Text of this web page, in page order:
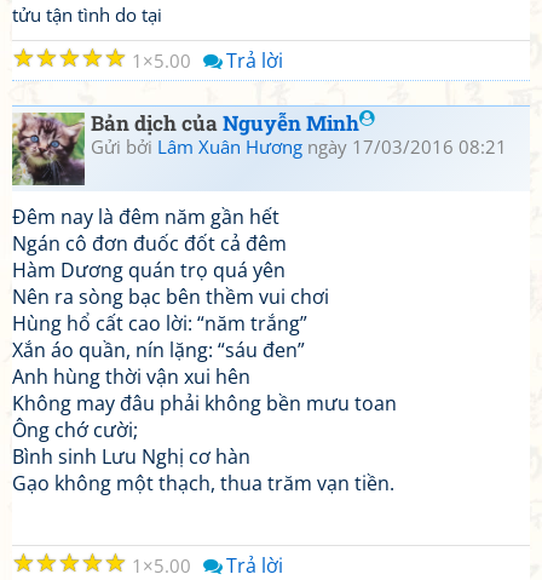
tửu tận tình do tại
☆
☆
☆
☆
☆ 1 5.00 Trả lời
Bản dịch củaNguyễn Minh
Gửi bởi Lâm Xuân Hương ngày 17/03/2016 08:21
Đêm nay là đêm năm gần hết
Ngán cô đơn đuốc đốt cả đêm
Hàm Dương quán trọ quá yên
Nên ra sòng bạc bên thềm vui chơi
Hùng hổ cất cao lời: “năm trắng”
Xắn áo quần, nín lặng: “sáu đen”
Anh hùng thời vận xui hên
Không may đâu phải không bền mưu toan
Ông chớ cười;
Bình sinh Lưu Nghị cơ hàn
Gạo không một thạch, thua trăm vạn tiền.
☆
☆
☆
☆
☆ 1 5.00 Trả lời